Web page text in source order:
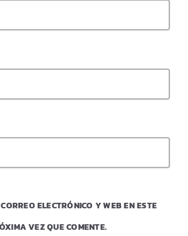
ELECTRÓNICO Y WEB EN ESTE
VEZ QUE COMENTE.